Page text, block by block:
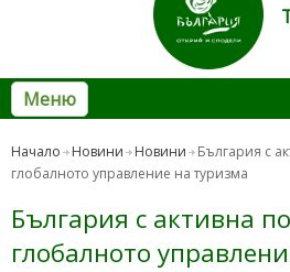
Меню
Начало Новини Новини
България с
глобалното управление на туризма
България с активна
глобалното